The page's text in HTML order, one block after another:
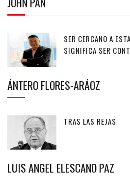
SER CERCANO A
SIGNIFICA SER
ÁNTERO FLORES-ARÁOZ
TRAS LAS REJAS
LUIS ANGEL ELESCANO PAZ